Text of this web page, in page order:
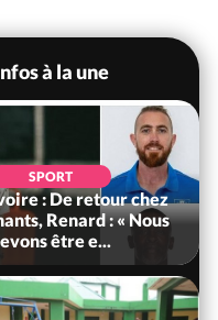
à la une
SPORT
: De retour chez
Renard : « Nous
être e...